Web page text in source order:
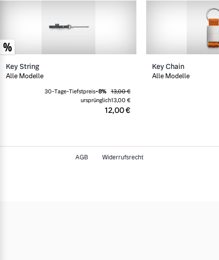
Key String
Alle Modelle
12,00 €
30-Tage-Tiefstpreis-8%
13,00 €
ursprünglich13,00 €
Key Chain
Alle Modelle
AGB Widerrufsrecht